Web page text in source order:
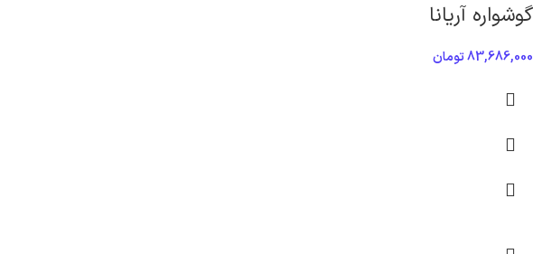
گوشواره آریانا
83,686,000تومان